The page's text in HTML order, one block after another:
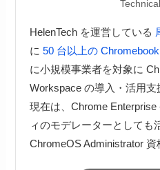
HelenTech を運営している
に 50 台以上の
に小規模事業者を対象に
Workspace の導入・活用支
現在は、Chrome
ィのモデレーターとしても
ChromeOS Administrator 資